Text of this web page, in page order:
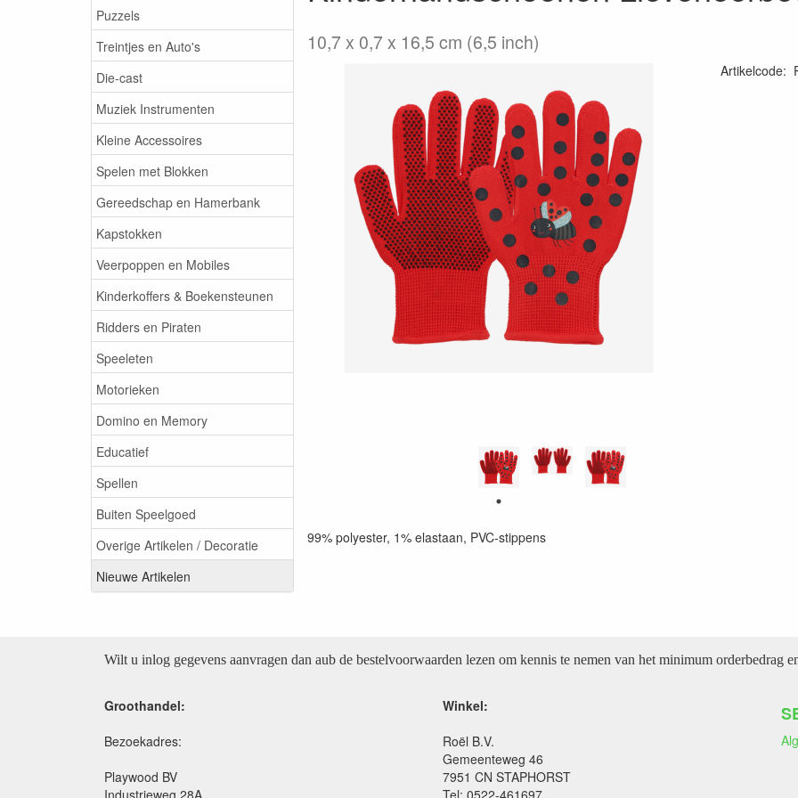
Puzzels
Treintjes en Auto's
Die-cast
Muziek Instrumenten
Kleine Accessoires
Spelen met Blokken
Gereedschap en Hamerbank
Kapstokken
Veerpoppen en Mobiles
Kinderkoffers & Boekensteunen
Ridders en Piraten
Speeleten
Motorieken
Domino en Memory
Educatief
Spellen
Buiten Speelgoed
Overige Artikelen / Decoratie
Nieuwe Artikelen
10,7 x 0,7 x 16,5 cm (6,5 inch)
Artikelcode:
99% polyester, 1% elastaan, PVC-stippens
Wilt u inlog gegevens aanvragen dan aub de bestelvoorwaarden lezen om kennis te nemen van het minimum orderbedrag
Groothandel:
Bezoekadres:
Playwood BV
Industrieweg 28A
Winkel:
Roël B.V.
Gemeenteweg 46
7951 CN STAPHORST
Tel: 0522-461697